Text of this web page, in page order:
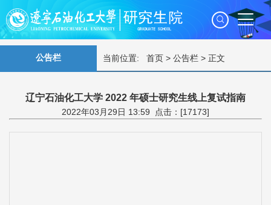
公告栏 当前位置: 首页 > 公告栏 > 正文
辽宁石油化工大学 2022 年硕士研究生线上复试指南
2022年03月29日 13:59 点击：[17173]